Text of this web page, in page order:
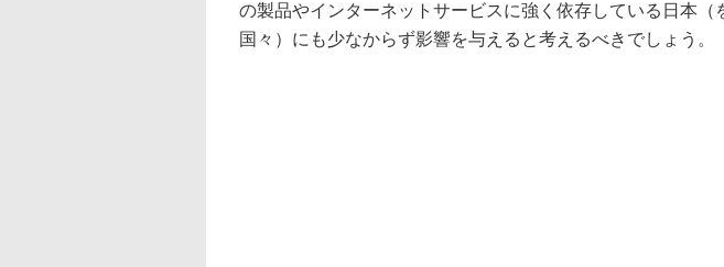
の製品やインターネットサービスに強く依存している日本（
国々）にも少なからず影響を与えると考えるべきでしょう。